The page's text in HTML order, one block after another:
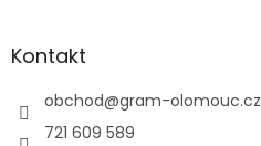
aKontakt
obchod@gram-olomouc.cz
721 609 589